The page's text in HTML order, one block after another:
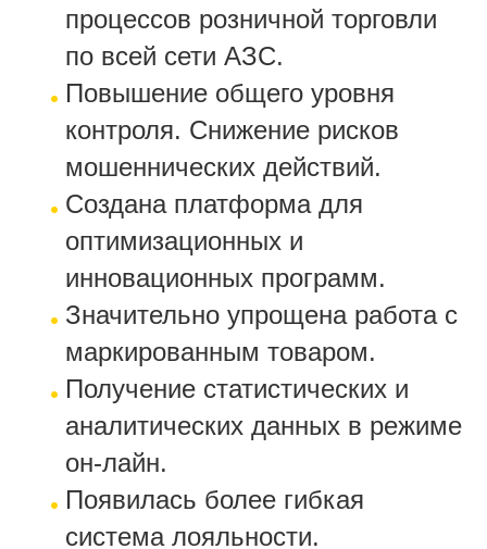
процессов розничной торговли
по всей сети АЗС.
Повышение общего уровня
контроля. Снижение рисков
мошеннических действий.
Создана платформа для
оптимизационных и
инновационных программ.
Значительно упрощена работа с
маркированным товаром.
Получение статистических и
аналитических данных в режиме
он-лайн.
Появилась более гибкая
система лояльности.